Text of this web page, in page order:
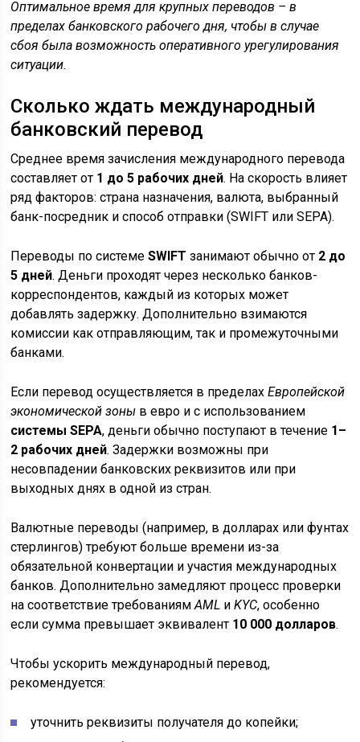
Оптимальное время для крупных переводов – в
пределах банковского рабочего дня, чтобы в случае
сбоя была возможность оперативного урегулирования
ситуации.
Сколько ждать международный
банковский перевод
Среднее время зачисления международного перевода
составляет от 1 до 5 рабочих дней. На скорость влияет
ряд факторов: страна назначения, валюта, выбранный
банк-посредник и способ отправки (SWIFT или SEPA).
Переводы по системеSWIFT занимают обычно от 2 до
5 дней. Деньги проходят через несколько банков-
корреспондентов, каждый из которых может
добавлять задержку. Дополнительно взимаются
комиссии как отправляющим, так и промежуточными
банками.
Если перевод осуществляется в пределахЕвропейской
экономической зоны в евро и с использованием
системы SEPA, деньги обычно поступают в течение 1–
2 рабочих дней. Задержки возможны при
несовпадении банковских реквизитов или при
выходных днях в одной из стран.
Валютные переводы (например, в долларах или фунтах
стерлингов) требуют больше времени из-за
обязательной конвертации и участия международных
банков. Дополнительно замедляют процесс проверки
на соответствие требованиямAML иKYC, особенно
если сумма превышает эквивалент 10 000 долларов.
Чтобы ускорить международный перевод,
рекомендуется:
уточнить реквизиты получателя до копейки;